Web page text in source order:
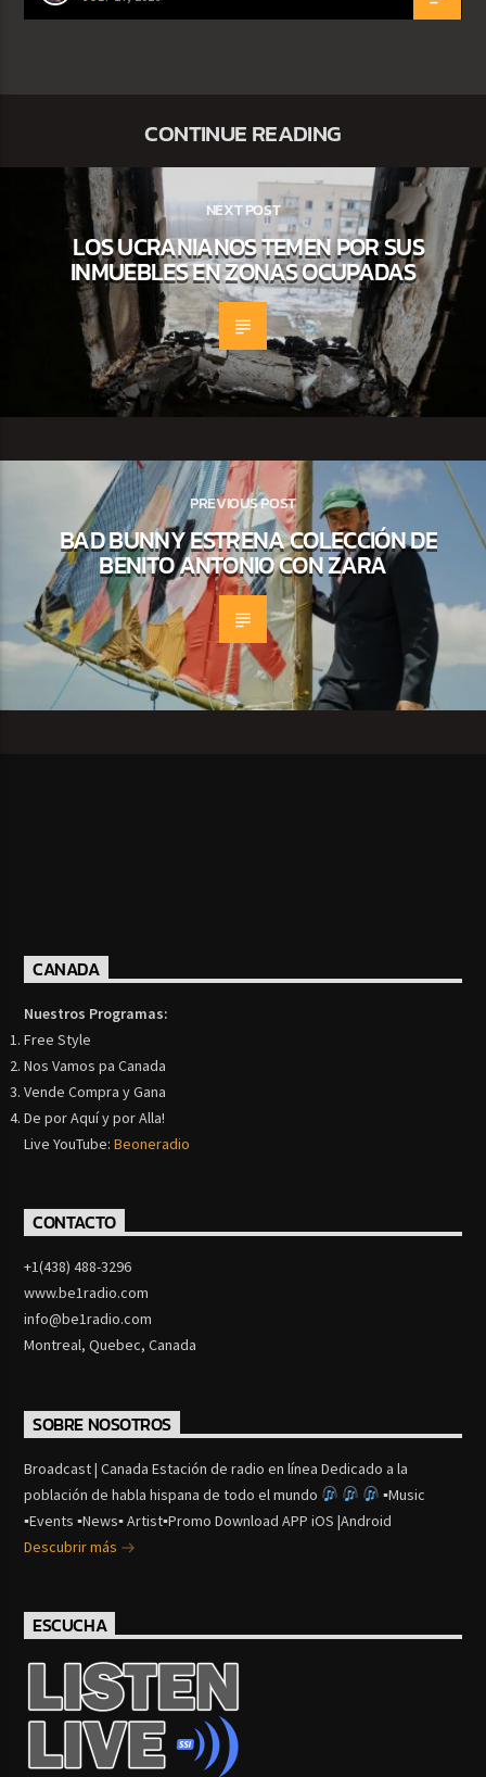
CONTINUE READING
NEXT POST
LOS UCRANIANOS TEMEN POR SUS
INMUEBLES EN ZONAS OCUPADAS
PREVIOUS POST
BAD BUNNY ESTRENA COLECCIÓN DE
BENITO ANTONIO CON ZARA
CANADA
Nuestros Programas:
Free Style
Nos Vamos pa Canada
Vende Compra y Gana
De por Aquí y por Alla!
Live YouTube:Beoneradio
CONTACTO
+1(438) 488-3296
www.be1radio.com
info@be1radio.com
Montreal, Quebec, Canada
SOBRE NOSOTROS
Broadcast | Canada Estación de radio en línea Dedicado a la
población de habla hispana de todo el mundo
▪Music
▪Events ▪News▪ Artist▪Promo Download APP iOS |Android
Descubrir más
ESCUCHA